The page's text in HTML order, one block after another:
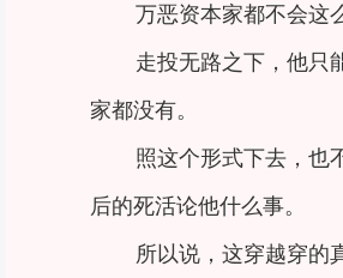
万恶资本家都不会这
走投无路之下，他只
家都没有。
照这个形式下去，也
后的死活论他什么事。
所以说，这穿越穿的